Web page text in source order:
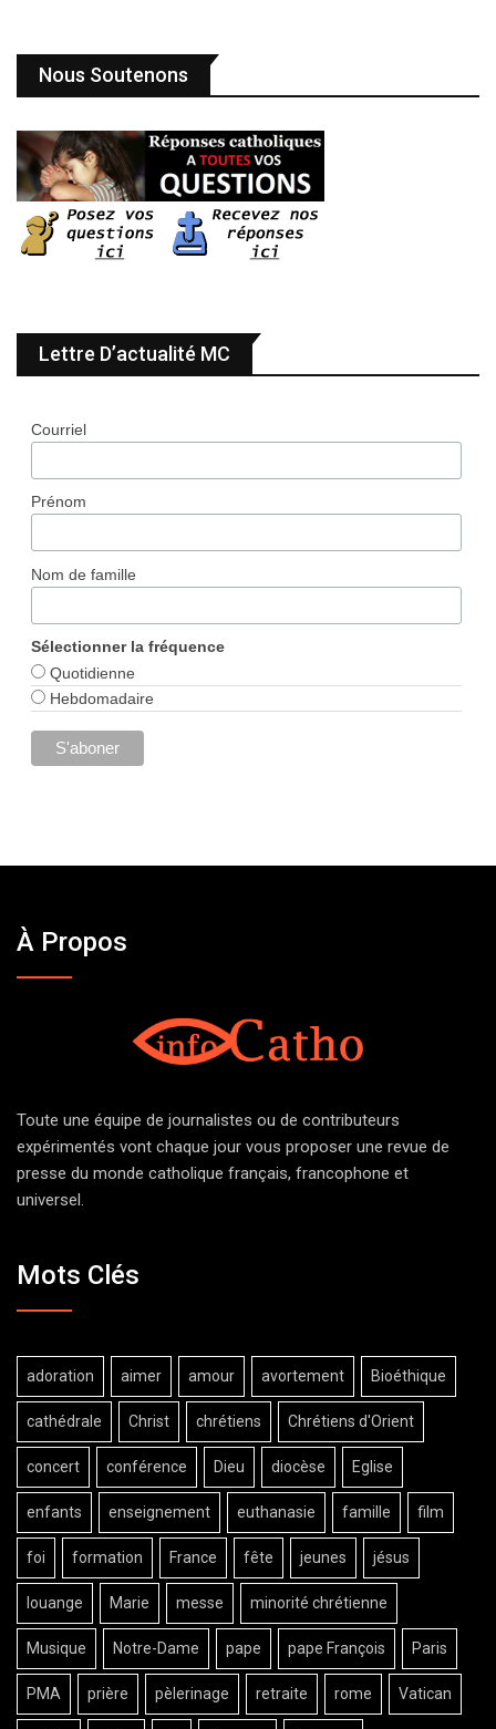
Nous Soutenons
Lettre D’actualité MC
Courriel
Prénom
Nom de famille
Sélectionner la fréquence
Quotidienne
Hebdomadaire
À Propos
Toute une équipe de journalistes ou de contributeurs
expérimentés vont chaque jour vous proposer une revue de
presse du monde catholique français, francophone et
universel.
Mots Clés
adoration aimer amour avortement Bioéthique
cathédrale Christ chrétiens Chrétiens d'Orient
concert conférence Dieu diocèse Eglise
enfants enseignement euthanasie famille film
foi formation France fête jeunes jésus
louange Marie messe minorité chrétienne
Musique Notre-Dame pape pape François Paris
PMA prière pèlerinage retraite rome Vatican